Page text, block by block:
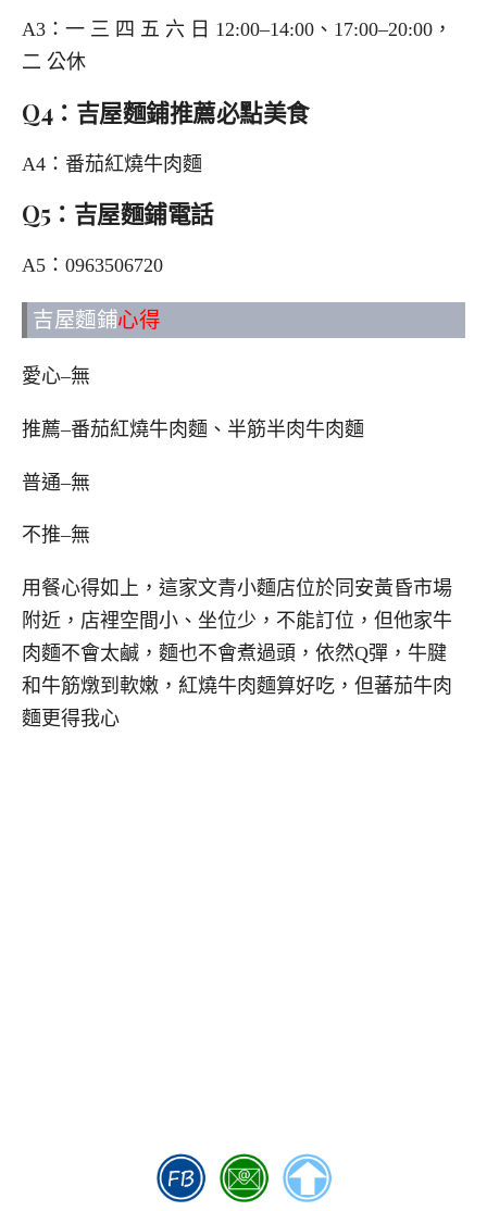
A3：一 三 四 五 六 日 12:00–14:00、17:00–20:00，
二 公休
Q4：吉屋麵鋪推薦必點美食
A4：番茄紅燒牛肉麵
Q5：吉屋麵鋪電話
A5：0963506720
吉屋麵鋪心得
愛心–無
推薦–番茄紅燒牛肉麵、半筋半肉牛肉麵
普通–無
不推–無
用餐心得如上，這家文青小麵店位於同安黃昏市場
附近，店裡空間小、坐位少，不能訂位，但他家牛
肉麵不會太鹹，麵也不會煮過頭，依然Q彈，牛腱
和牛筋燉到軟嫩，紅燒牛肉麵算好吃，但蕃茄牛肉
麵更得我心